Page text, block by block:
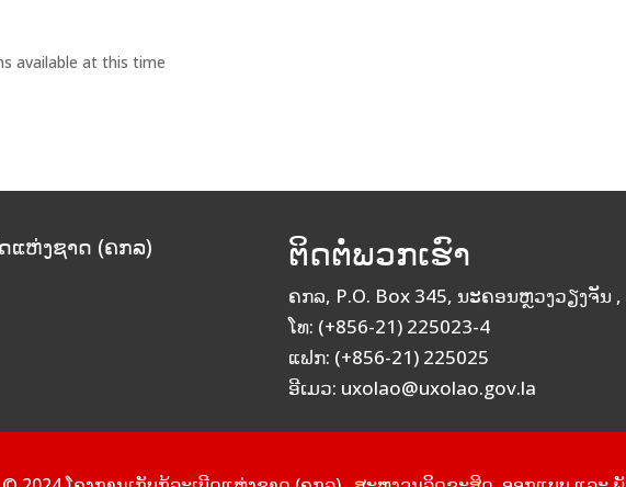
available at this time
ແຫ່ງຊາດ (ຄກລ) ຕິດຕໍ່ພວກເຮົາ
ຄກລ, P.O. Box 345, ນະຄອນຫຼວງວຽງຈັນ
ໂທ: (+856-21) 225023-4
ແຟກ: (+856-21) 225025
ອີເມວ: uxolao@uxolao.gov.la